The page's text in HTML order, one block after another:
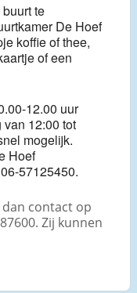
te
De Hoef
koffie of thee,
of een
12.00 uur
12:00 tot
mogelijk.
Hoef
57125450.
contact op
Zij kunnen